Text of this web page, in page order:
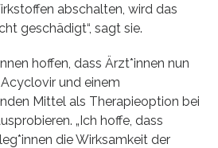
abschalten, wird das
geschädigt“, sagt sie.
hoffen, dass Ärzt*innen nun
und einem
Mittel als Therapieoption bei
„Ich hoffe, dass
die Wirksamkeit der